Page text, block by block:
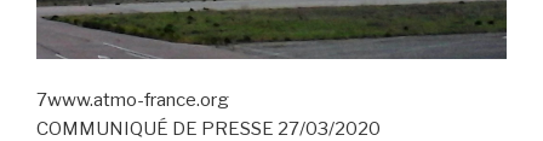
7www.atmo-france.org
COMMUNIQUÉ DE PRESSE 27/03/2020